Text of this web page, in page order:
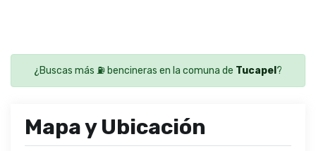
¿Buscas más ⛽ bencineras en la comuna de Tucapel ?
Mapa y Ubicación